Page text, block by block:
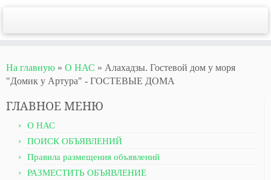
На главную » О НАС » Алахадзы. Гостевой дом у моря
"Домик у Артура" - ГОСТЕВЫЕ ДОМА
ГЛАВНОЕ МЕНЮ
О НАС
ПОИСК ОБЪЯВЛЕНИЙ
Правила размещения объявлений
РАЗМЕСТИТЬ ОБЪЯВЛЕНИЕ